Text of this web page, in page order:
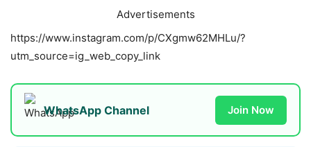
Advertisements
https://www.instagram.com/p/CXgmw62MHLu/?
utm_source=ig_web_copy_link
WhatsApp Channel Join Now